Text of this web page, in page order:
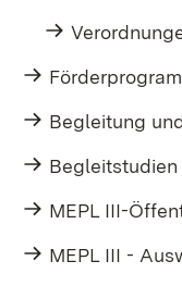
Begleitung
Begleitstudien
MEPL III-
MEPL III -